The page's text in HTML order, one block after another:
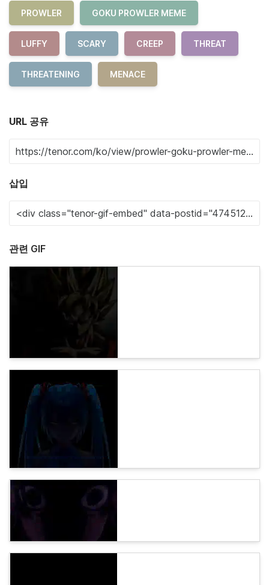
PROWLER GOKU PROWLER MEME
LUFFY SCARY CREEP THREAT
THREATENING MENACE
URL 공유
삽입
관련 GIF